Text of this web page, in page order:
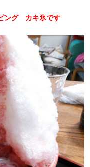
ング カキ氷です